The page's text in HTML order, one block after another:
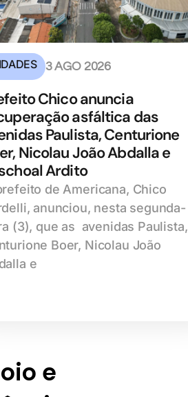
3 AGO 2026
Chico anuncia
asfáltica das
Paulista, Centurione
Nicolau João Abdalla e
Ardito
de Americana, Chico
anunciou, nesta segunda-
(3), que as avenidas Paulista,
Boer, Nicolau João
e
e